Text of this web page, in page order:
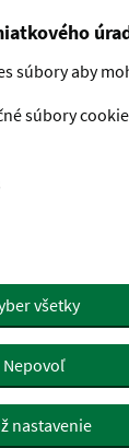
súbory aby
súbory
všetky
Nepovoľ
nastavenie